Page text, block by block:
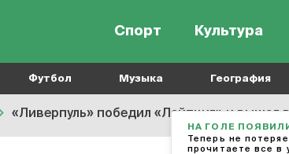
Спорт Культура
Футбол Музыка География
«Ливерпуль» победил «Лейпциг» и вышел
НА ГОЛЕ
Теперь не
прочитаете все в